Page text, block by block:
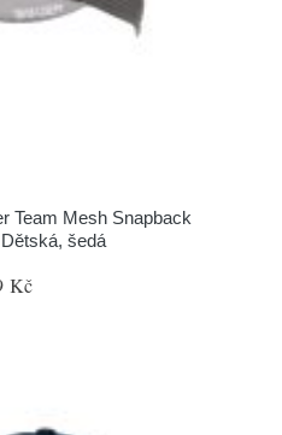
Team Mesh Snapback
šedá
Kč